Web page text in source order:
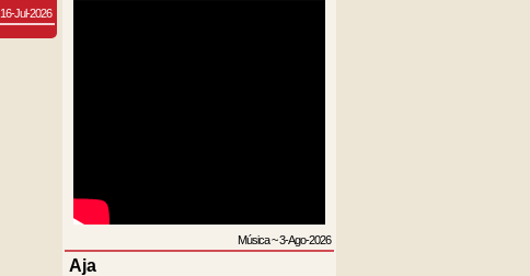
16-Jul-2026
Música~3-Ago-2026
Aja